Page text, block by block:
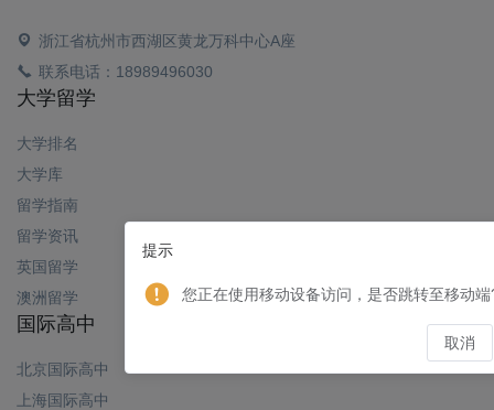
浙江省杭州市西湖区黄龙万科中心A座
联系电话：18989496030
大学留学
大学排名
大学库
留学指南
留学资讯
英国留学
澳洲留学
国际高中
北京国际高中
上海国际高中
提示
您正在使用移动设备访问，是否跳转至移动端
取消